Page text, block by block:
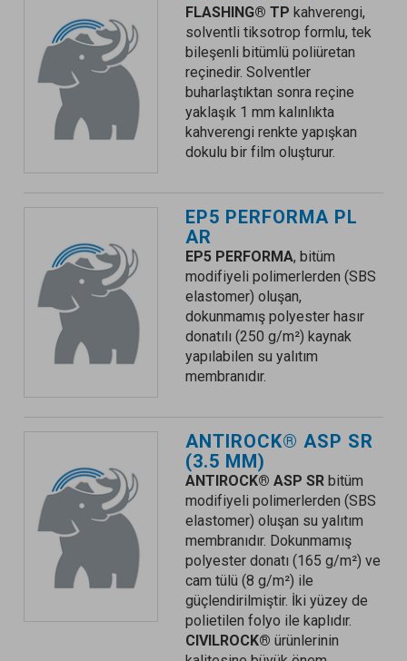
FLASHING® TP kahverengi,
solventli tiksotrop formlu, tek
bileşenli bitümlü poliüretan
reçinedir. Solventler
buharlaştıktan sonra reçine
yaklaşık 1 mm kalınlıkta
kahverengi renkte yapışkan
dokulu bir film oluşturur.
EP5 PERFORMA PL
AR
EP5 PERFORMA, bitüm
modifiyeli polimerlerden (SBS
elastomer) oluşan,
dokunmamış polyester hasır
donatılı (250 g/m²) kaynak
yapılabilen su yalıtım
membranıdır.
ANTIROCK® ASP SR
(3.5 MM)
ANTIROCK® ASP SRbitüm
modifiyeli polimerlerden (SBS
elastomer) oluşan su yalıtım
membranıdır. Dokunmamış
polyester donatı (165 g/m²) ve
cam tülü (8 g/m²) ile
güçlendirilmiştir. İki yüzey de
polietilen folyo ile kaplıdır.
CIVILROCK® ürünlerinin